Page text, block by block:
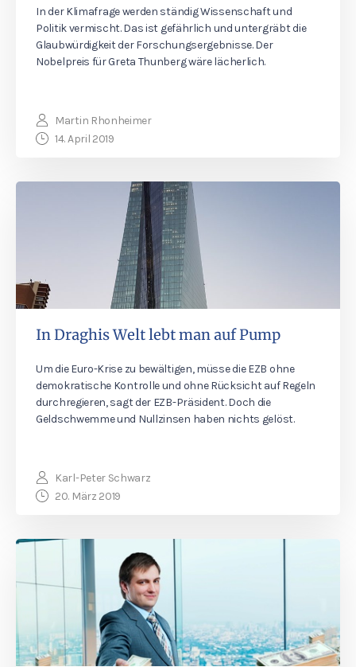
In der Klimafrage werden ständig Wissenschaft und
Politik vermischt. Das ist gefährlich und untergräbt die
Glaubwürdigkeit der Forschungsergebnisse. Der
Nobelpreis für Greta Thunberg wäre lächerlich.
Martin Rhonheimer
14. April 2019
In Draghis Welt lebt man auf Pump
Um die Euro-Krise zu bewältigen, müsse die EZB ohne
demokratische Kontrolle und ohne Rücksicht auf Regeln
durchregieren, sagt der EZB-Präsident. Doch die
Geldschwemme und Nullzinsen haben nichts gelöst.
Karl-Peter Schwarz
20. März 2019